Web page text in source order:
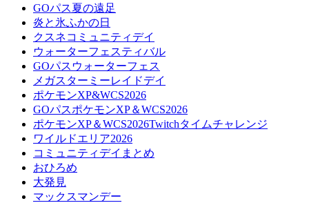
GOパス夏の遠足
炎と氷ふかの日
クスネコミュニティデイ
ウォーターフェスティバル
GOパスウォーターフェス
メガスターミーレイドデイ
ポケモンXP&WCS2026
GOパスポケモンXP＆WCS2026
ポケモンXP＆WCS2026Twitchタイムチャレンジ
ワイルドエリア2026
コミュニティデイまとめ
おひろめ
大発見
マックスマンデー